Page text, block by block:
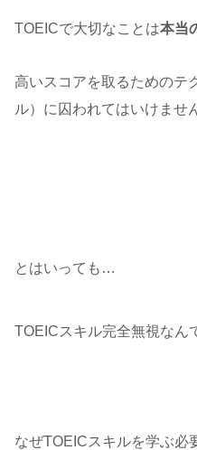
TOEICで大切なことは本当
高いスコアを取るためのテ
ル）に囚われてはいけませ
とはいっても…
TOEICスキル完全無視なん
なぜTOEICスキルを学ぶ必